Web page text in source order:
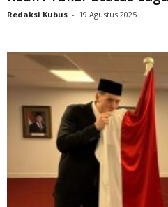
Redaksi Kubus - 19 Agustus 2025